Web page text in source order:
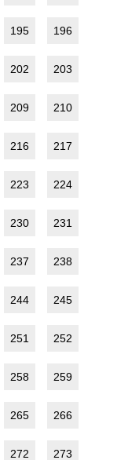
195 196
202 203
209 210
216 217
223 224
230 231
237 238
244 245
251 252
258 259
265 266
272 273